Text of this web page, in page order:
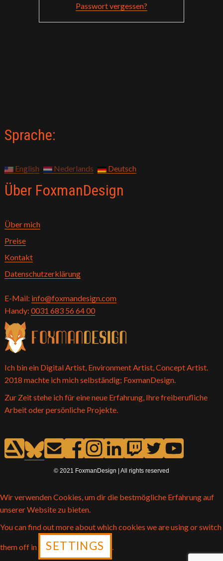
Passwort vergessen?
Sprache:
English Nederlands Deutsch
Über FoxmanDesign
Über mich
Preise
Kontakt
Datenschutzerklärung
E-Mail: info@foxmandesign.com
Handy: 0031 683 56 64 00
Ich bin ein Digital Artist, Environment Artist, Concept Artist.
2018 machte ich mich selbständig; FoxmanDesign.
Zur Zeit stehe ich für eine neue Erfahrung, Ihre freiberufliche
Arbeit oder persönliche Projekte.
© 2021 FoxmanDesign | All rights reserved
Wir verwenden Cookies, um dir die bestmögliche Erfahrung auf
unserer Website zu bieten.
You can find out more about which cookies we are using or switch
them off in SETTINGS .